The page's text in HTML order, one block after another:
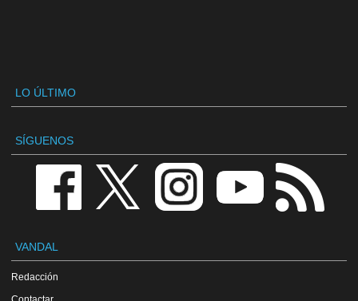
LO ÚLTIMO
SÍGUENOS
VANDAL
Redacción